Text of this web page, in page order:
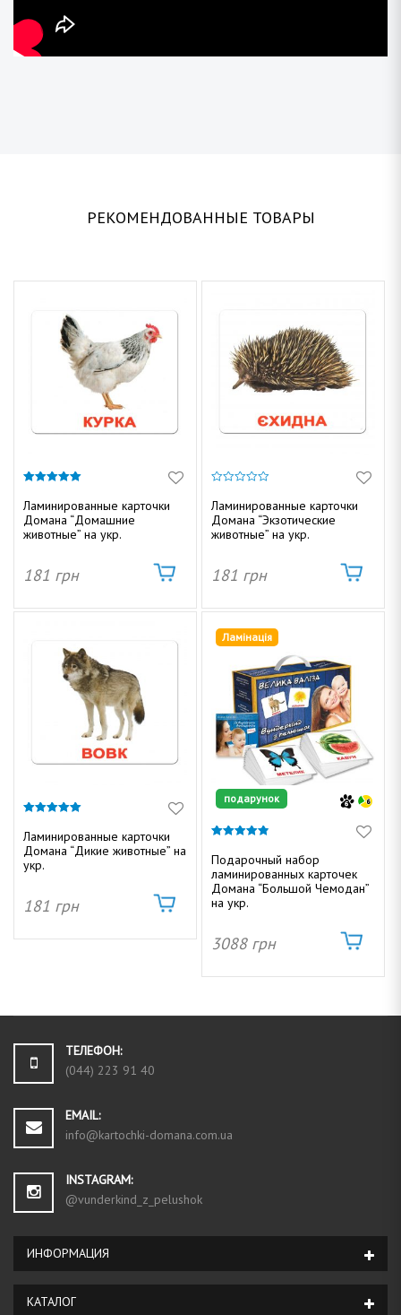
РЕКОМЕНДОВАННЫЕ ТОВАРЫ
из 5
Ламинированные карточки
Домана “Домашние
животные” на укр.
181 грн
и
з
5
Ламинированные карточки
Домана “Экзотические
животные” на укр.
181 грн
из 5
Ламинированные карточки
Домана “Дикие животные” на
укр.
181 грн
Ламінація
подарунок
из 5
Подарочный набор
ламинированных карточек
Домана “Большой Чемодан”
на укр.
3088 грн
ТЕЛЕФОН:
(044) 223 91 40
EMAIL:
info@kartochki-domana.com.ua
INSTAGRAM:
@vunderkind_z_pelushok
ИНФОРМАЦИЯ
КАТАЛОГ